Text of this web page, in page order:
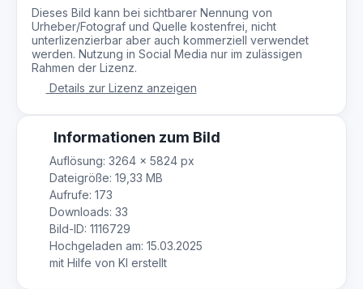
Dieses Bild kann bei sichtbarer Nennung von
Urheber/Fotograf und Quelle kostenfrei, nicht
unterlizenzierbar aber auch kommerziell verwendet
werden. Nutzung in Social Media nur im zulässigen
Rahmen der Lizenz.
Details zur Lizenz anzeigen
Informationen zum Bild
Auflösung: 3264 × 5824 px
Dateigröße: 19,33 MB
Aufrufe: 173
Downloads: 33
Bild-ID: 1116729
Hochgeladen am: 15.03.2025
mit Hilfe von KI erstellt